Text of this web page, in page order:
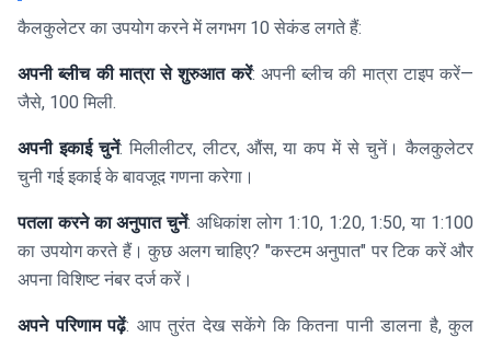
कैलकुलेटर का उपयोग करने में लगभग 10 सेकंड लगते हैं:
अपनी ब्लीच की मात्रा से शुरुआत करें: अपनी ब्लीच की मात्रा टाइप करें—
जैसे, 100 मिली.
अपनी इकाई चुनें: मिलीलीटर, लीटर, औंस, या कप में से चुनें। कैलकुलेटर
चुनी गई इकाई के बावजूद गणना करेगा।
पतला करने का अनुपात चुनें: अधिकांश लोग 1:10, 1:20, 1:50, या 1:100
का उपयोग करते हैं। कुछ अलग चाहिए? "कस्टम अनुपात" पर टिक करें और
अपना विशिष्ट नंबर दर्ज करें।
अपने परिणाम पढ़ें: आप तुरंत देख सकेंगे कि कितना पानी डालना है, कुल